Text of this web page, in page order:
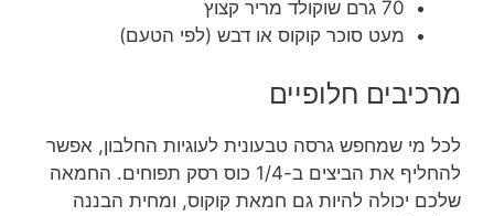
70 גרם שוקולד מריר קצוץ
מעט סוכר קוקוס או דבש (לפי הטעם)
מרכיבים חלופיים
לכל מי שמחפש גרסה טבעונית לעוגיות החלבון, אפשר
להחליף את הביצים ב-1/4 כוס רסק תפוחים. החמאה
שלכם יכולה להיות גם חמאת קוקוס, ומחית הבננה